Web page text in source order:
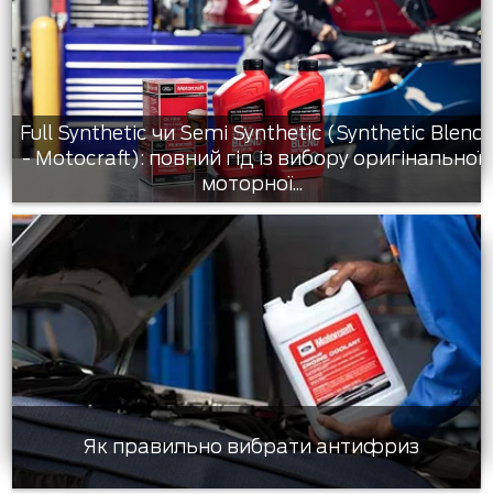
Full Synthetic чи Semi Synthetic (Synthetic Blend
- Motocraft): повний гід із вибору оригінальної
моторної...
Як правильно вибрати антифриз